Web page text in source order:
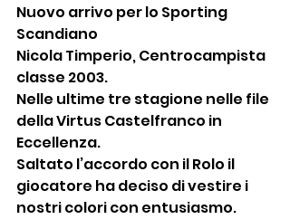
Nuovo arrivo per lo Sporting
Scandiano
Nicola Timperio, Centrocampista
classe 2003.
Nelle ultime tre stagione nelle file
della Virtus Castelfranco in
Eccellenza.
Saltato l’accordo con il Rolo il
giocatore ha deciso di vestire i
nostri colori con entusiasmo.